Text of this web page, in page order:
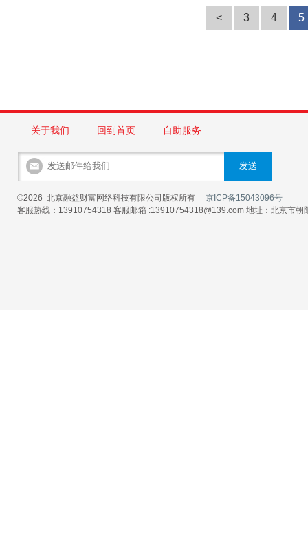
< 3 4 5
关于我们 回到首页 自助服务
©2026 北京融益财富网络科技有限公司版权所有 京ICP备15043096号
客服热线：13910754318 客服邮箱 :13910754318@139.com 地址：北京市